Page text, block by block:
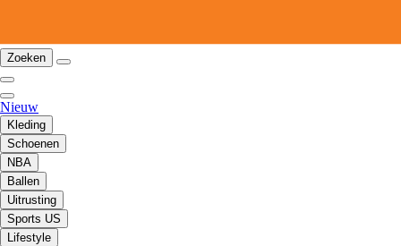
Zoeken
Nieuw
Kleding
Schoenen
NBA
Ballen
Uitrusting
Sports US
Lifestyle